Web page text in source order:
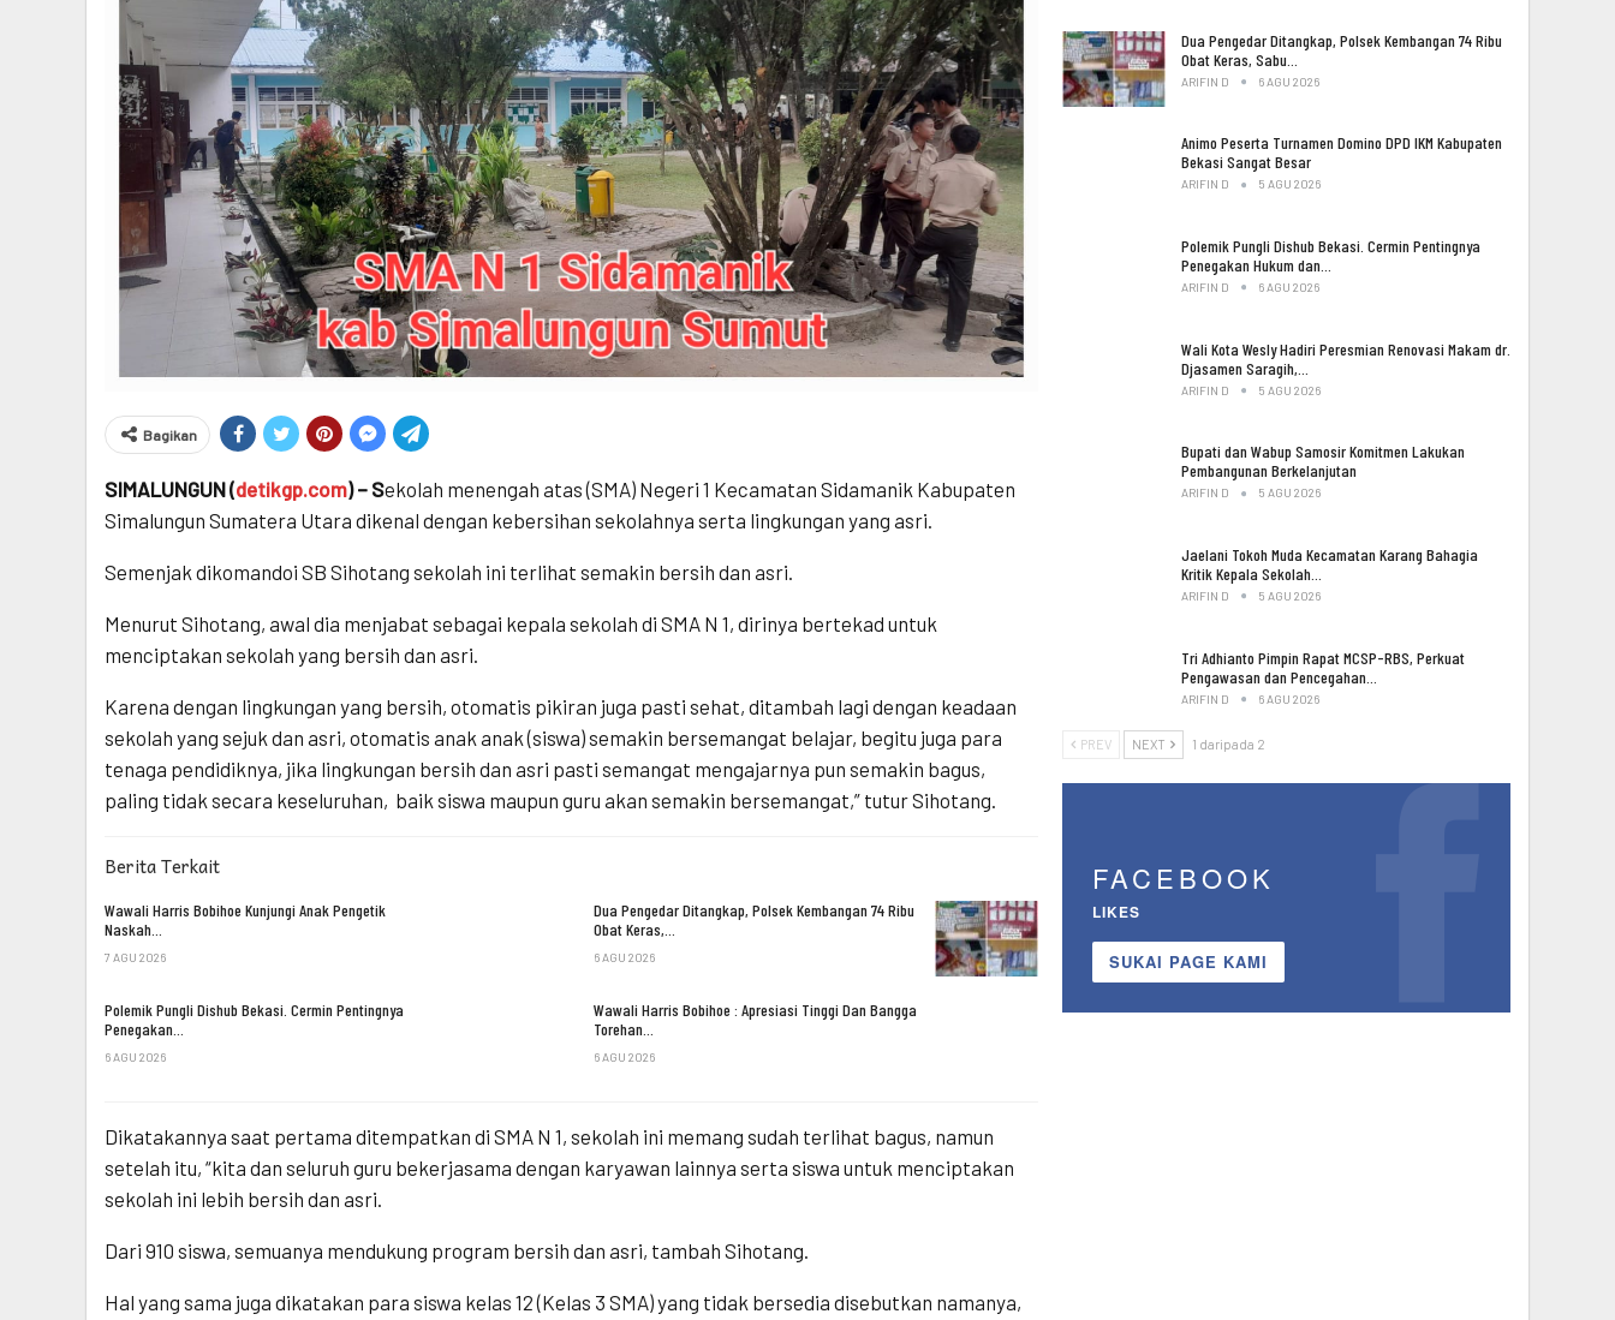
Bagikan
SIMALUNGUN (detikgp.com) – Sekolah menengah atas (SMA) Negeri 1 Kecamatan Sidamanik Kabupaten
Simalungun Sumatera Utara dikenal dengan kebersihan sekolahnya serta lingkungan yang asri.
Semenjak dikomandoi SB Sihotang sekolah ini terlihat semakin bersih dan asri.
Menurut Sihotang, awal dia menjabat sebagai kepala sekolah di SMA N 1, dirinya bertekad untuk
menciptakan sekolah yang bersih dan asri.
Karena dengan lingkungan yang bersih, otomatis pikiran juga pasti sehat, ditambah lagi dengan keadaan
sekolah yang sejuk dan asri, otomatis anak anak (siswa) semakin bersemangat belajar, begitu juga para
tenaga pendidiknya, jika lingkungan bersih dan asri pasti semangat mengajarnya pun semakin bagus,
paling tidak secara keseluruhan, baik siswa maupun guru akan semakin bersemangat,” tutur Sihotang.
Berita Terkait
Wawali Harris Bobihoe Kunjungi Anak Pengetik
Naskah…
7 AGU 2026
Dua Pengedar Ditangkap, Polsek Kembangan 74 Ribu
Obat Keras,…
6 AGU 2026
Polemik Pungli Dishub Bekasi. Cermin Pentingnya
Penegakan…
6 AGU 2026
Wawali Harris Bobihoe : Apresiasi Tinggi Dan Bangga
Torehan…
6 AGU 2026
Dikatakannya saat pertama ditempatkan di SMA N 1, sekolah ini memang sudah terlihat bagus, namun
setelah itu, “kita dan seluruh guru bekerjasama dengan karyawan lainnya serta siswa untuk menciptakan
sekolah ini lebih bersih dan asri.
Dari 910 siswa, semuanya mendukung program bersih dan asri, tambah Sihotang.
Hal yang sama juga dikatakan para siswa kelas 12 (Kelas 3 SMA) yang tidak bersedia disebutkan namanya,
Dua Pengedar Ditangkap, Polsek Kembangan 74 Ribu
Obat Keras, Sabu…
ARIFIN D 6 AGU 2026
Animo Peserta Turnamen Domino DPD IKM Kabupaten
Bekasi Sangat Besar
ARIFIN D 5 AGU 2026
Polemik Pungli Dishub Bekasi. Cermin Pentingnya
Penegakan Hukum dan…
ARIFIN D 6 AGU 2026
Wali Kota Wesly Hadiri Peresmian Renovasi Makam dr.
Djasamen Saragih,…
ARIFIN D 5 AGU 2026
Bupati dan Wabup Samosir Komitmen Lakukan
Pembangunan Berkelanjutan
ARIFIN D 5 AGU 2026
Jaelani Tokoh Muda Kecamatan Karang Bahagia
Kritik Kepala Sekolah…
ARIFIN D 5 AGU 2026
Tri Adhianto Pimpin Rapat MCSP-RBS, Perkuat
Pengawasan dan Pencegahan…
ARIFIN D 6 AGU 2026
PREV NEXT 1 daripada 2
FACEBOOK
LIKES
SUKAI PAGE KAMI